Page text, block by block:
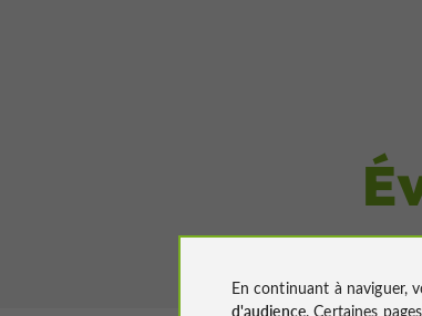
En continuant à naviguer,
d'audience. Certaines